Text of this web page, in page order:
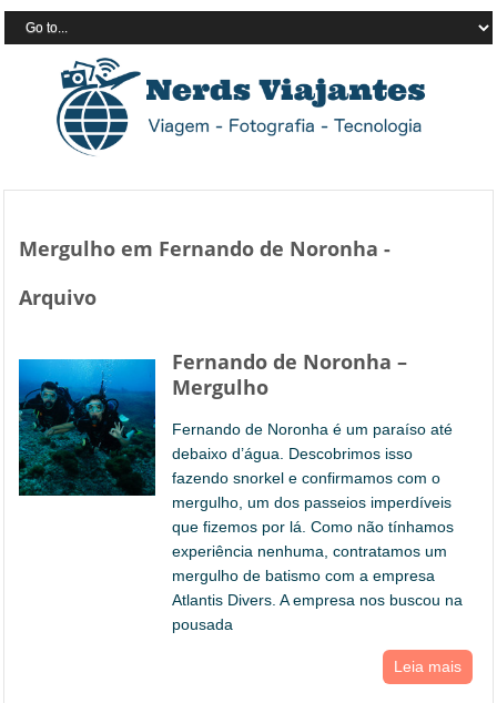
Mergulho em Fernando de Noronha -
Arquivo
Fernando de Noronha –
Mergulho
Fernando de Noronha é um paraíso até
debaixo d’água. Descobrimos isso
fazendo snorkel e confirmamos com o
mergulho, um dos passeios imperdíveis
que fizemos por lá. Como não tínhamos
experiência nenhuma, contratamos um
mergulho de batismo com a empresa
Atlantis Divers. A empresa nos buscou na
pousada
Leia mais